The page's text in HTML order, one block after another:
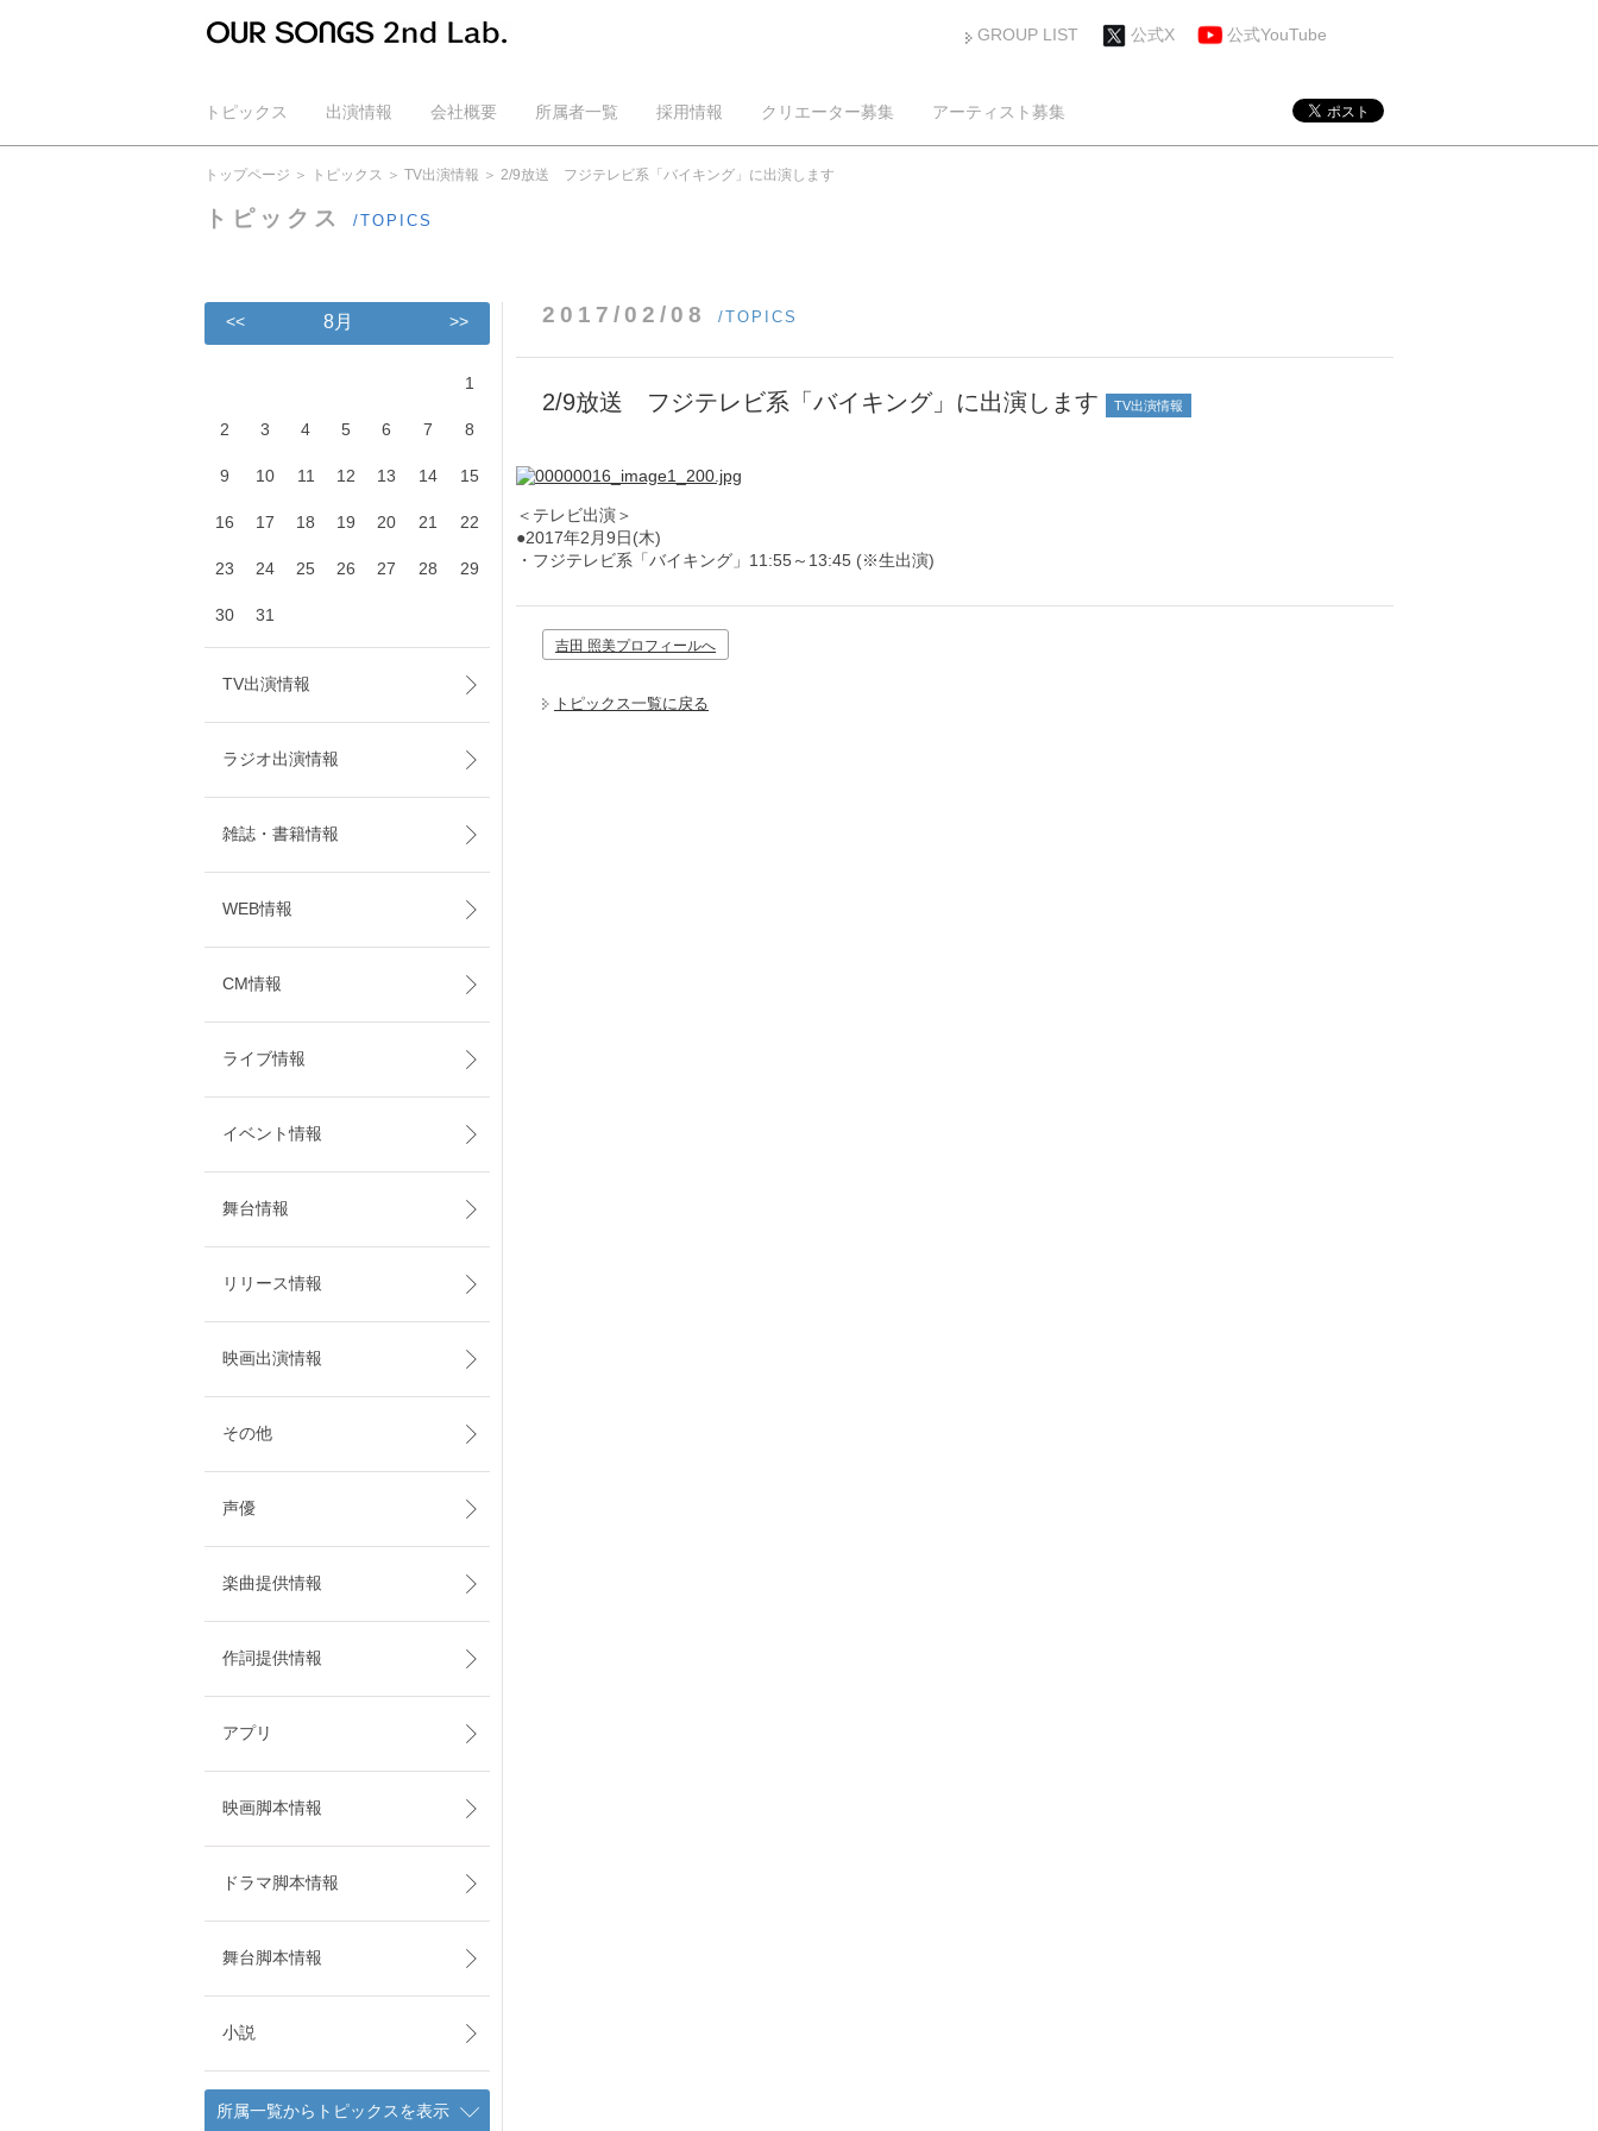
GROUP LIST 公式X 公式YouTube
トピックス 出演情報 会社概要 所属者一覧 採用情報 クリエーター募集
アーティスト募集
公式YouTube
トップページ トピックス TV出演情報 2/9放送 フジテレビ系「バイキング」に出演します
トピックス /TOPICS
2017/02/08 /TOPICS
2/9放送 フジテレビ系「バイキング」に出演します TV出演情報
＜テレビ出演＞
●2017年2月9日(木)
・フジテレビ系「バイキング」11:55～13:45 (※生出演)
吉田 照美プロフィールへ
トピックス一覧に戻る
<< 8月 >>
1
2 3 4 5 6 7 8
9 10 11 12 13 14 15
16 17 18 19 20 21 22
23 24 25 26 27 28 29
30 31
TV出演情報
ラジオ出演情報
雑誌・書籍情報
WEB情報
CM情報
ライブ情報
イベント情報
舞台情報
リリース情報
映画出演情報
その他
声優
楽曲提供情報
作詞提供情報
アプリ
映画脚本情報
ドラマ脚本情報
舞台脚本情報
小説
所属一覧からトピックスを表示